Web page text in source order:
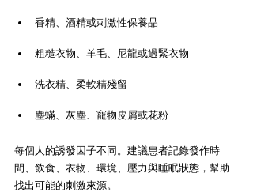
香精、酒精或刺激性保養品
粗糙衣物、羊毛、尼龍或過緊衣物
洗衣精、柔軟精殘留
塵蟎、灰塵、寵物皮屑或花粉
每個人的誘發因子不同。建議患者記錄發作時
間、飲食、衣物、環境、壓力與睡眠狀態，幫助
找出可能的刺激來源。